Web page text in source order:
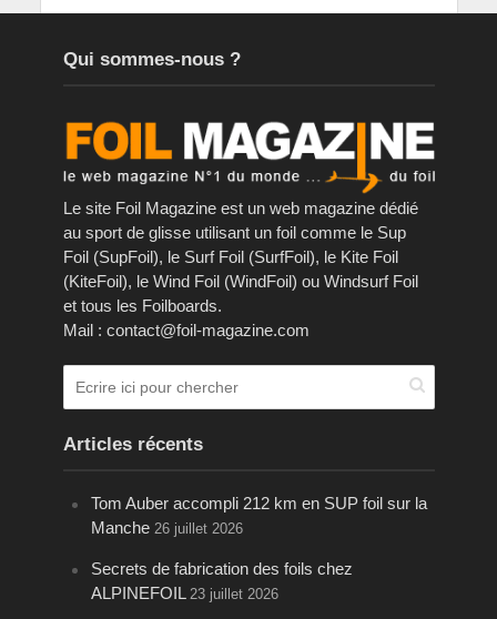
Qui sommes-nous ?
Le site Foil Magazine est un web magazine dédié
au sport de glisse utilisant un foil comme le Sup
Foil (SupFoil), le Surf Foil (SurfFoil), le Kite Foil
(KiteFoil), le Wind Foil (WindFoil) ou Windsurf Foil
et tous les Foilboards.
Mail : contact@foil-magazine.com
Articles récents
Tom Auber accompli 212 km en SUP foil sur la
Manche 26 juillet 2026
Secrets de fabrication des foils chez
ALPINEFOIL 23 juillet 2026